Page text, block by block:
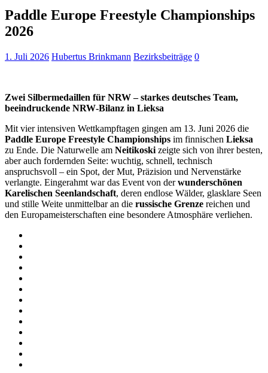
Paddle Europe Freestyle Championships
2026
1. Juli 2026 Hubertus Brinkmann Bezirksbeiträge 0
Zwei Silbermedaillen für NRW – starkes deutsches Team,
beeindruckende NRW‑Bilanz in Lieksa
Mit vier intensiven Wettkampftagen gingen am 13. Juni 2026 die
Paddle Europe Freestyle Championships im finnischen Lieksa
zu Ende. Die Naturwelle am Neitikoski zeigte sich von ihrer besten,
aber auch fordernden Seite: wuchtig, schnell, technisch
anspruchsvoll – ein Spot, der Mut, Präzision und Nervenstärke
verlangte. Eingerahmt war das Event von derwunderschönen
Karelischen Seenlandschaft, deren endlose Wälder, glasklare Seen
und stille Weite unmittelbar an die russische Grenze reichen und
den Europameisterschaften eine besondere Atmosphäre verliehen.